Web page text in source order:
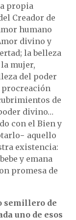
propia
Creador de
humano
divino y
la belleza
mujer,
del poder
procreación
de
divino…
con el Bien y
aquello
existencia:
y emana
promesa de
semillero de
uno de esos